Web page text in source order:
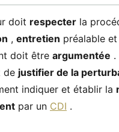
doit respecter la
, entretien préalable et
doit être argumentée .
de justifier de la
indiquer et établir la
par un CDI .